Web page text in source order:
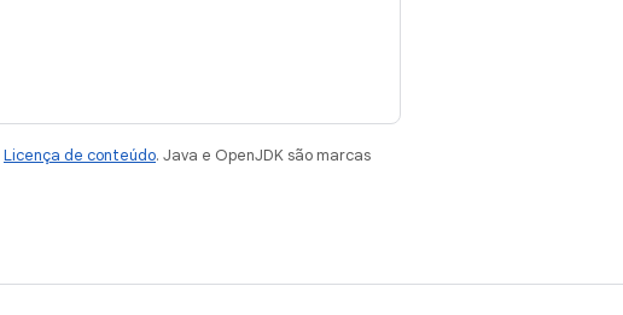
Licença de conteúdo. Java e OpenJDK são marcas